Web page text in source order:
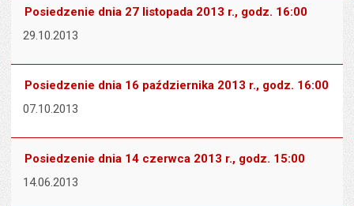
Posiedzenie dnia 27 listopada 2013 r., godz. 16:00
29.10.2013
Posiedzenie dnia 16 października 2013 r., godz. 16:00
07.10.2013
Posiedzenie dnia 14 czerwca 2013 r., godz. 15:00
14.06.2013